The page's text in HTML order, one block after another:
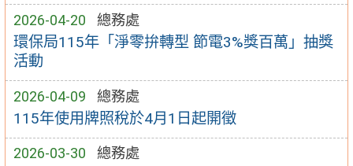
2026-04-20 總務處
環保局115年「淨零拚轉型 節電3%獎百萬」抽獎
活動
2026-04-09 總務處
115年使用牌照稅於4月1日起開徵
2026-03-30 總務處